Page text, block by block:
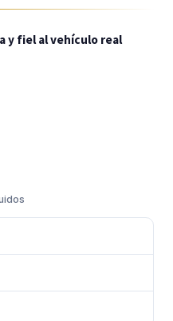
y fiel al vehículo real